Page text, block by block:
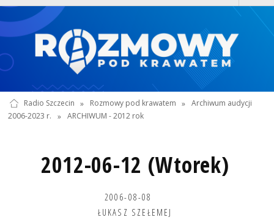
Radio Szczecin » Rozmowy pod krawatem » Archiwum audycji
2006-2023 r.
» ARCHIWUM - 2012 rok
2012-06-12 (Wtorek)
2006-08-08
ŁUKASZ SZEŁEMEJ